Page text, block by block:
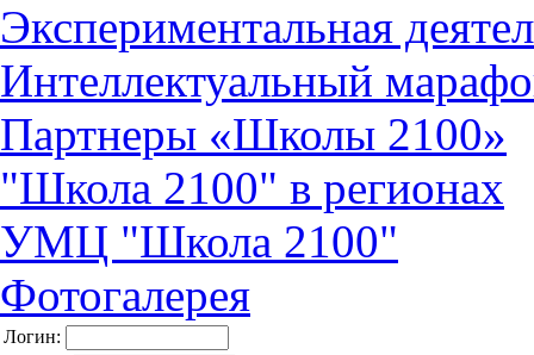
Экспериментальная
Интеллектуальный
Партнеры «Школы 2100»
"Школа 2100" в регионах
УМЦ "Школа 2100"
Фотогалерея
Логин: